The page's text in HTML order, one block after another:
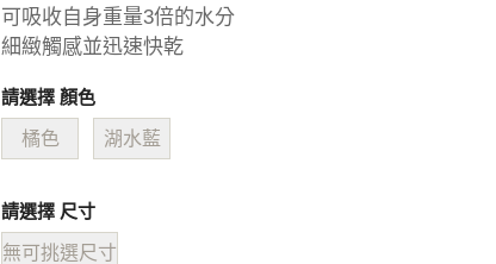
可吸收自身重量3倍的水分
細緻觸感並迅速快乾
請選擇 顏色
橘色 湖水藍
請選擇 尺寸
無可挑選尺寸